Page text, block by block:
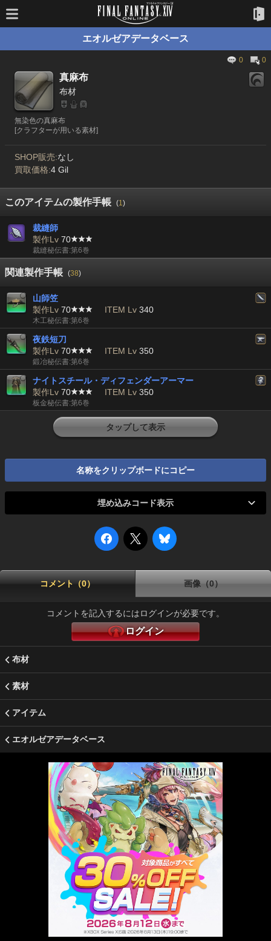
エオルゼアデータベース
0 0
真麻布
布材
無染色の真麻布
[クラフターが用いる素材]
SHOP販売:なし
買取価格:4 Gil
このアイテムの製作手帳 (1)
裁縫師
製作Lv 70
裁縫秘伝書:第6巻
関連製作手帳 (38)
山師笠
製作Lv 70 ITEM Lv 340
木工秘伝書:第6巻
夜鉄短刀
製作Lv 70 ITEM Lv 350
鍛冶秘伝書:第6巻
ナイトスチール・ディフェンダーアーマー
製作Lv 70 ITEM Lv 350
板金秘伝書:第6巻
タップして表示
名称をクリップボードにコピー
埋め込みコード表示
コメント（0） 画像（0）
コメントを記入するにはログインが必要です。
ログイン
布材
素材
アイテム
エオルゼアデータベース